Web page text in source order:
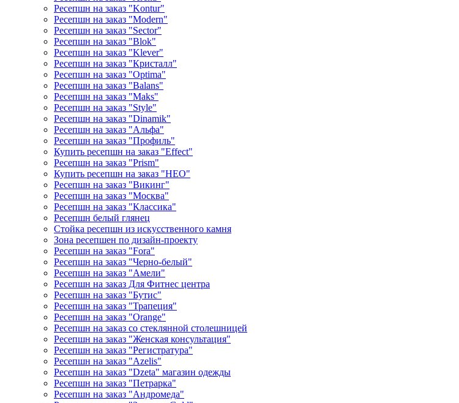
Ресепшн на заказ "Kontur"
Ресепшн на заказ "Modern"
Ресепшн на заказ "Sector"
Ресепшн на заказ "Blok"
Ресепшн на заказ "Klever"
Ресепшн на заказ "Кристалл"
Ресепшн на заказ "Optima"
Ресепшн на заказ "Balans"
Ресепшн на заказ "Maks"
Ресепшн на заказ "Style"
Ресепшн на заказ "Dinamik"
Ресепшн на заказ "Альфа"
Ресепшн на заказ "Профиль"
Купить ресепшн на заказ "Effect"
Ресепшн на заказ "Prism"
Купить ресепшн на заказ "НЕО"
Ресепшн на заказ "Викинг"
Ресепшн на заказ "Москва"
Ресепшн на заказ "Классика"
Ресепшн белый глянец
Стойка ресепшн из искусственного камня
Зона ресепшен по дизайн-проекту
Ресепшн на заказ "Fora"
Ресепшн на заказ "Черно-белый"
Ресепшн на заказ "Амели"
Ресепшн на заказ Для Фитнес центра
Ресепшн на заказ "Бутис"
Ресепшн на заказ "Трапеция"
Ресепшн на заказ "Orange"
Ресепшн на заказ со стеклянной столешницей
Ресепшн на заказ "Женская консультация"
Ресепшн на заказ "Регистратура"
Ресепшн на заказ "Azelis"
Ресепшн на заказ "Dzeta" магазин одежды
Ресепшн на заказ "Петрарка"
Ресепшн на заказ "Андромеда"